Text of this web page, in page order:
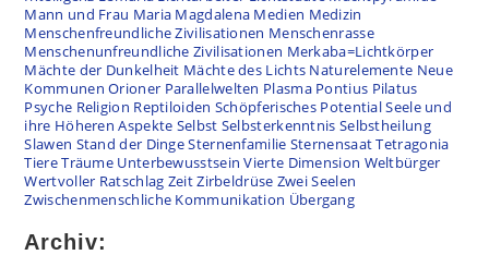
Mann und Frau Maria Magdalena Medien Medizin
Menschenfreundliche Zivilisationen Menschenrasse
Menschenunfreundliche Zivilisationen Merkaba=Lichtkörper
Mächte der Dunkelheit Mächte des Lichts Naturelemente Neue
Kommunen Orioner Parallelwelten Plasma Pontius Pilatus
Psyche Religion Reptiloiden Schöpferisches PotentialSeele und
ihre Höheren Aspekte Selbst Selbsterkenntnis Selbstheilung
Slawen Stand der DingeSternenfamilie SternensaatTetragonia
TiereTräume Unterbewusstsein Vierte Dimension Weltbürger
Wertvoller Ratschlag ZeitZirbeldrüse Zwei Seelen
Zwischenmenschliche Kommunikation Übergang
Archiv: